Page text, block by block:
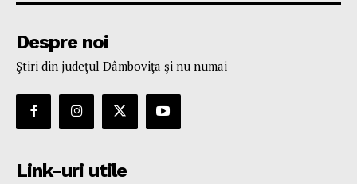
Despre noi
Ştiri din judeţul Dâmboviţa şi nu numai
Link-uri utile